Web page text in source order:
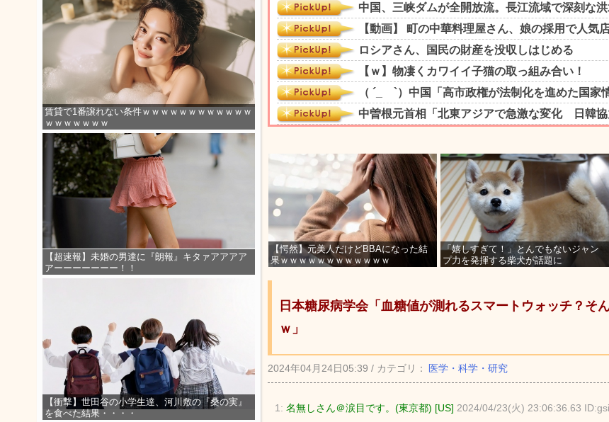
賃貸で1番譲れない条件ｗｗｗｗｗｗｗｗｗｗｗｗ
ｗｗｗｗｗｗｗ
【超速報】未婚の男達に『朗報』キタァアアアア
アーーーーーーー！！
【衝撃】世田谷の小学生達、河川敷の『桑の実』
を食べた結果・・・・
【愕然】元美人だけどBBAになった結
果ｗｗｗｗｗｗｗｗｗｗｗｗ
「嬉しすぎて！」とんでもないジャン
プ力を発揮する柴犬が話題に
日本糖尿病学会「血糖値が測れるスマートウォッチ？そ
ｗ」
2024年04月24日05:39 / カテゴリ： 医学・科学・研究
1: 名無しさん＠涙目です。(東京都) [US] 2024/04/23(火) 23:06:36.63